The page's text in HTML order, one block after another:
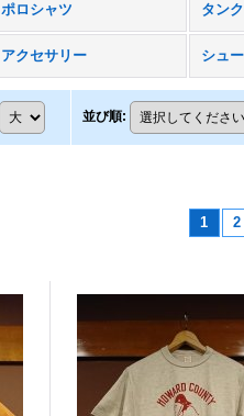
ポロシャツ タン
アクセサリー シュ
並び順:
1 2